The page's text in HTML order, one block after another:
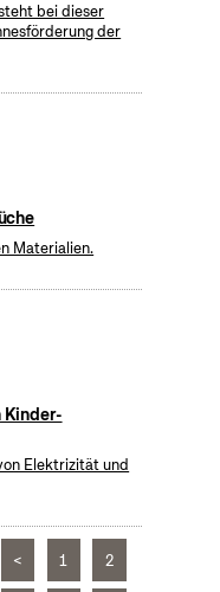
bei dieser
der
Materialien.
Kinder-
Elektrizität und
< 1 2